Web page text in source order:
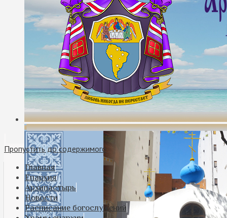
Пропустить до содержимого
Главная
Епархия
Архипастырь
Новости
Расписание богослужений